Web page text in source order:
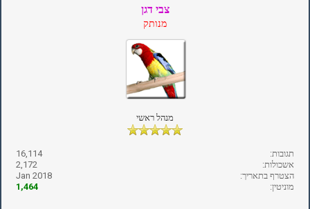
צבי דגן
מנותק
מנהל ראשי
תגובות:
16,114
אשכולות:
2,172
הצטרף בתאריך:
Jan 2018
מוניטין:
1,464